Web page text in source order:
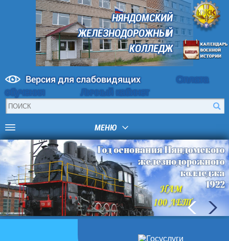
НЯНДОМСКИЙ
ЖЕЛЕЗНОДОРОЖНЫЙ
КОЛЛЕДЖ
Версия для слабовидящих
Оплата
обучения
Личный кабинет
МЕНЮ